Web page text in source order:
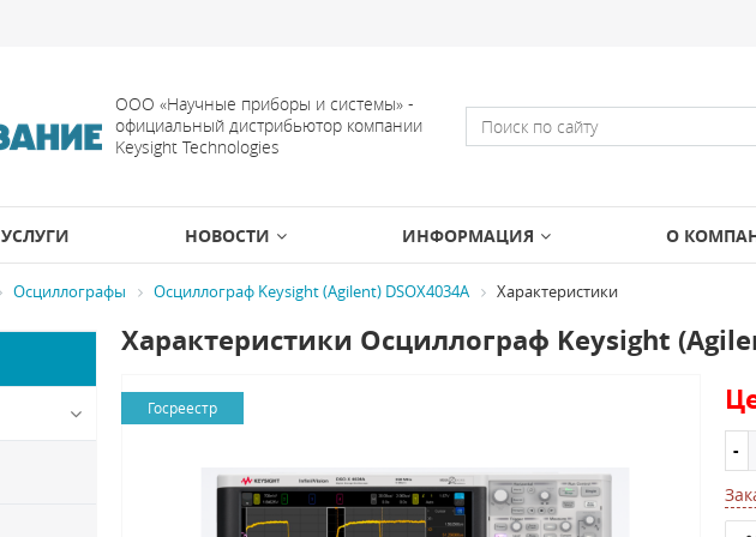
ООО «Научные приборы и системы» -
официальный дистрибьютор компании
Keysight Technologies
УСЛУГИ НОВОСТИ ИНФОРМАЦИЯ О
Осциллографы Осциллограф Keysight (Agilent) DSOX4034A Характеристики
Характеристики Осциллограф Keysight
Госреестр